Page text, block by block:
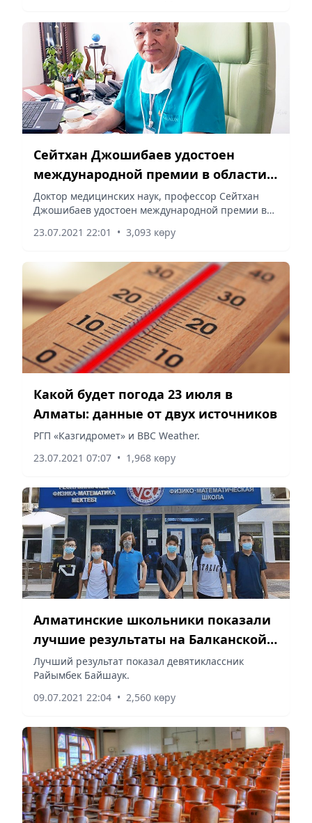
Сейтхан Джошибаев удостоен
международной премии в области
научных исследований The Name in
Science
Доктор медицинских наук, профессор Сейтхан
Джошибаев удостоен международной премии в
Science.
23.07.2021 22:01 • 3,093 көру
Какой будет погода 23 июля в
Алматы: данные от двух источников
РГП «Казгидромет» и BBC Weather.
23.07.2021 07:07 • 1,968 көру
Алматинские школьники показали
лучшие результаты на Балканской
олимпиаде по математике
Лучший результат показал девятиклассник
Райымбек Байшаук.
09.07.2021 22:04 • 2,560 көру